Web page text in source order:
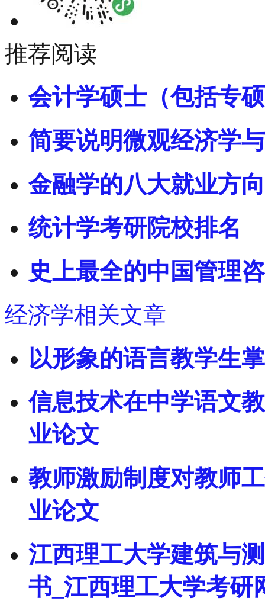
推荐阅读
会计学硕士（包括专
简要说明微观经济学
金融学的八大就业方
统计学考研院校排名
史上最全的中国管理
经济学相关文章
以形象的语言教学生
信息技术在中学语文
业论文
教师激励制度对教师
业论文
江西理工大学建筑与
书_江西理工大学考研